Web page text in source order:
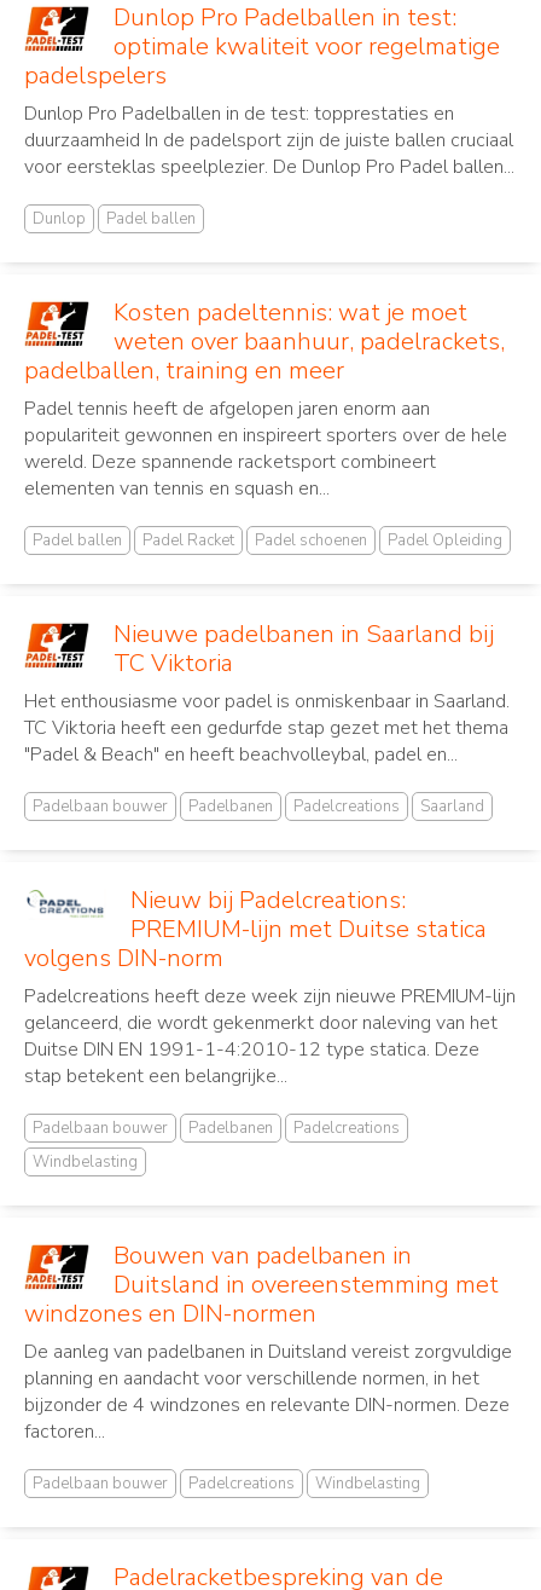
Dunlop Pro Padelballen in test:
optimale kwaliteit voor regelmatige
padelspelers
Dunlop Pro Padelballen in de test: topprestaties en
duurzaamheid In de padelsport zijn de juiste ballen cruciaal
voor eersteklas speelplezier. De Dunlop Pro Padel ballen...
Dunlop Padel ballen
Kosten padeltennis: wat je moet
weten over baanhuur, padelrackets,
padelballen, training en meer
Padel tennis heeft de afgelopen jaren enorm aan
populariteit gewonnen en inspireert sporters over de hele
wereld. Deze spannende racketsport combineert
elementen van tennis en squash en...
Padel ballen Padel Racket Padel schoenen Padel Opleiding
Nieuwe padelbanen in Saarland bij
TC Viktoria
Het enthousiasme voor padel is onmiskenbaar in Saarland.
TC Viktoria heeft een gedurfde stap gezet met het thema
"Padel & Beach" en heeft beachvolleybal, padel en...
Padelbaan bouwer Padelbanen Padelcreations Saarland
Nieuw bij Padelcreations:
PREMIUM-lijn met Duitse statica
volgens DIN-norm
Padelcreations heeft deze week zijn nieuwe PREMIUM-lijn
gelanceerd, die wordt gekenmerkt door naleving van het
Duitse DIN EN 1991-1-4:2010-12 type statica. Deze
stap betekent een belangrijke...
Padelbaan bouwer Padelbanen
Padelcreations
Windbelasting
Bouwen van padelbanen in
Duitsland in overeenstemming met
windzones en DIN-normen
De aanleg van padelbanen in Duitsland vereist zorgvuldige
planning en aandacht voor verschillende normen, in het
bijzonder de 4 windzones en relevante DIN-normen. Deze
factoren...
Padelbaan bouwer Padelcreations Windbelasting
Padelracketbespreking van de